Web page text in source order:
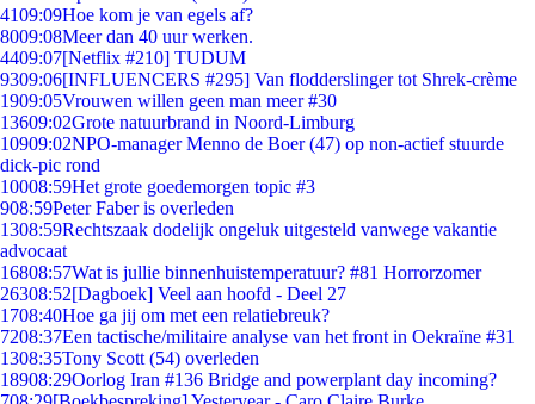
4109:09Hoe kom je van egels af?
8009:08Meer dan 40 uur werken.
4409:07[Netflix #210] TUDUM
9309:06[INFLUENCERS #295] Van flodderslinger tot Shrek-crème
1909:05Vrouwen willen geen man meer #30
13609:02Grote natuurbrand in Noord-Limburg
10909:02NPO-manager Menno de Boer (47) op non-actief stuurde
dick-pic rond
10008:59Het grote goedemorgen topic #3
908:59Peter Faber is overleden
1308:59Rechtszaak dodelijk ongeluk uitgesteld vanwege vakantie
advocaat
16808:57Wat is jullie binnenhuistemperatuur? #81 Horrorzomer
26308:52[Dagboek] Veel aan hoofd - Deel 27
1708:40Hoe ga jij om met een relatiebreuk?
7208:37Een tactische/militaire analyse van het front in Oekraïne #31
1308:35Tony Scott (54) overleden
18908:29Oorlog Iran #136 Bridge and powerplant day incoming?